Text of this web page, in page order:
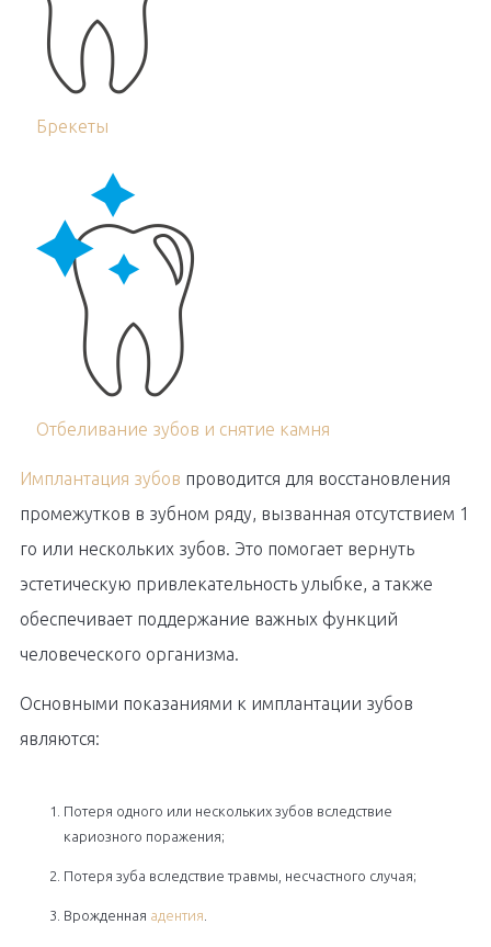
Брекеты
Отбеливание зубов и снятие камня
Имплантация зубов проводится для восстановления
промежутков в зубном ряду, вызванная отсутствием 1
го или нескольких зубов. Это помогает вернуть
эстетическую привлекательность улыбке, а также
обеспечивает поддержание важных функций
человеческого организма.
Основными показаниями к имплантации зубов
являются:
Потеря одного или нескольких зубов вследствие
кариозного поражения;
Потеря зуба вследствие травмы, несчастного случая;
Врожденная адентия